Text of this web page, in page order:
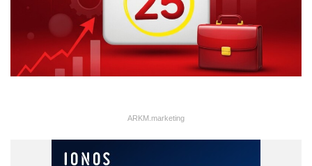
Dienste wie eine Fertigseiten-Redaktion und englischsprachige
Kindernachrichten aufsetzen.
ARKM.marketing